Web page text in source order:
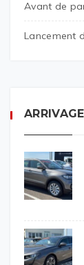
Avant de
Lancement
ARRIVAGE